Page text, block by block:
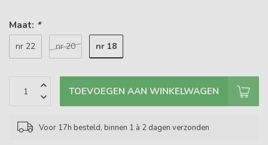
Maat: *
nr 22 nr 20 nr 18
TOEVOEGEN AAN WINKELWAGEN
Voor 17h besteld, binnen 1 à 2 dagen verzonden